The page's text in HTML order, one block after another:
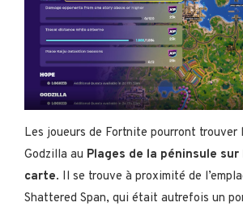
Les joueurs de Fortnite pourront trouver
Godzilla au Plages de la péninsule
carte. Il se trouve à proximité de
Shattered Span, qui était autrefois un